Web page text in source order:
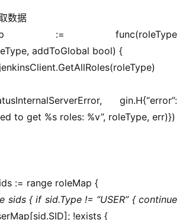
数据
:= func(roleType
addToGlobal bool) {
gin.H{“error”:
to get %s roles: %v”, roleType, err)})
:= range roleMap {
sids { if sid.Type != “USER” { continue
!exists {